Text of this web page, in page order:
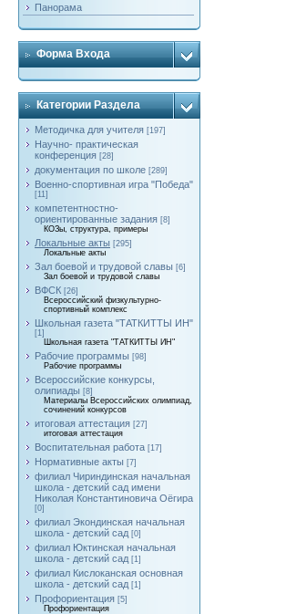
Панорама
Форма Входа
Категории Раздела
Методичка для учителя [197]
Научно- практическая
конференция [28]
документация по школе [289]
Военно-спортивная игра "Победа"
[11]
компетентностно-
ориентированные задания [8]
КОЗы, структура, примеры
Локальные акты [295]
Локальные акты
Зал боевой и трудовой славы [6]
Зал боевой и трудовой славы
ВФСК [26]
Всероссийский физкультурно-
спортивный комплекс
Школьная газета "ТАТКИТТЫ ИН"
[1]
Школьная газета "ТАТКИТТЫ ИН"
Рабочие программы [98]
Рабочие программы
Всероссийские конкурсы,
олипиады [8]
Материалы Всероссийских олимпиад,
сочинений конкурсов
итоговая аттестация [27]
итоговая аттестация
Воспитательная работа [17]
Нормативные акты [7]
филиал Чириндинская начальная
школа - детский сад имени
Николая Константиновича Оёгира
[0]
филиал Экондинская начальная
школа - детский сад [0]
филиал Юктинская начальная
школа - детский сад [1]
филиал Кислоканская основная
школа - детский сад [1]
Профориентация [5]
Профориентация